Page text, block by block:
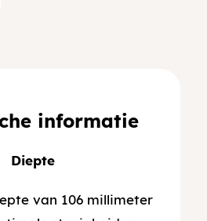
informatie
Diepte
van 106 millimeter